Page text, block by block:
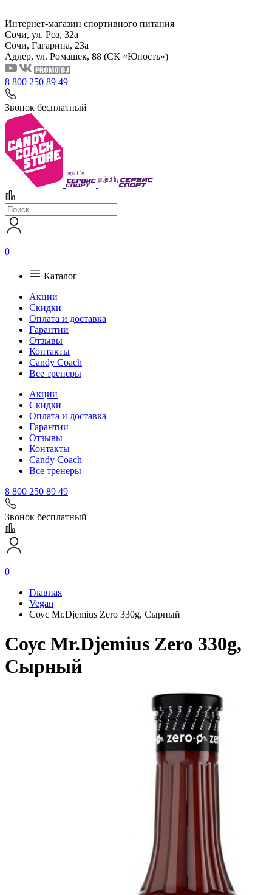
Интернет-магазин спортивного питания
Сочи, ул. Роз, 32а
Сочи, Гагарина, 23а
Адлер, ул. Ромашек, 88 (СК «Юность»)
8 800 250 89 49
Звонок бесплатный
0
Каталог
Акции
Скидки
Оплата и доставка
Гарантии
Отзывы
Контакты
Candy Coach
Все тренеры
Акции
Скидки
Оплата и доставка
Гарантии
Отзывы
Контакты
Candy Coach
Все тренеры
8 800 250 89 49
Звонок бесплатный
0
Главная
Vegan
Соус Mr.Djemius Zero 330g, Сырный
Соус Mr.Djemius Zero 330g,
Сырный